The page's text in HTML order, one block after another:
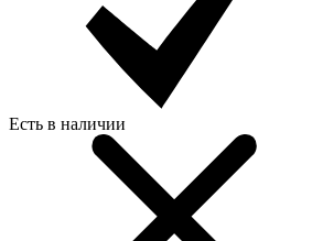
Есть в наличии